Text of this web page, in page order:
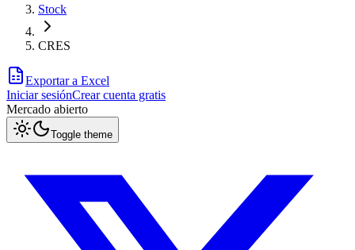
Stock
CRES
Exportar a Excel
Iniciar sesiónCrear cuenta gratis
Mercado abierto
Toggle theme